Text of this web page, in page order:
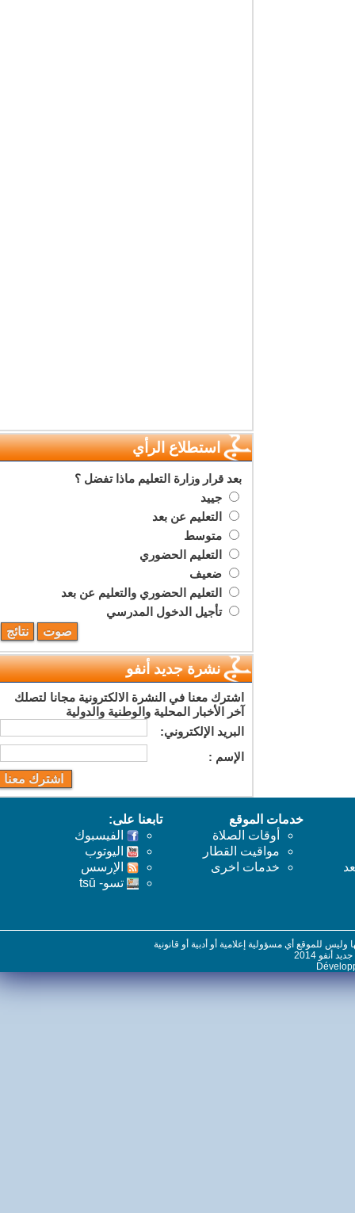
استطلاع الرأي
بعد قرار وزارة التعليم ماذا تفضل ؟
جييد
التعليم عن بعد
متوسط
التعليم الحضوري
ضعيف
التعليم الحضوري والتعليم عن بعد
تأجيل الدخول المدرسي
نشرة جديد أنفو
اشترك معنا في النشرة الالكترونية مجانا لتصلك
آخر الأخبار المحلية والوطنية والدولية
البريد اﻹلكتروني:
اﻹسم :
خدمات الموقع
أوقات الصلاة
مواقيت القطار
خدمات اخرى
تابعنا على:
الفيسبوك
اليوتوب
اﻹرسس
تسو- tsū
للموقع أي مسؤولية إعلامية أو أدبية أو قانونية
2014